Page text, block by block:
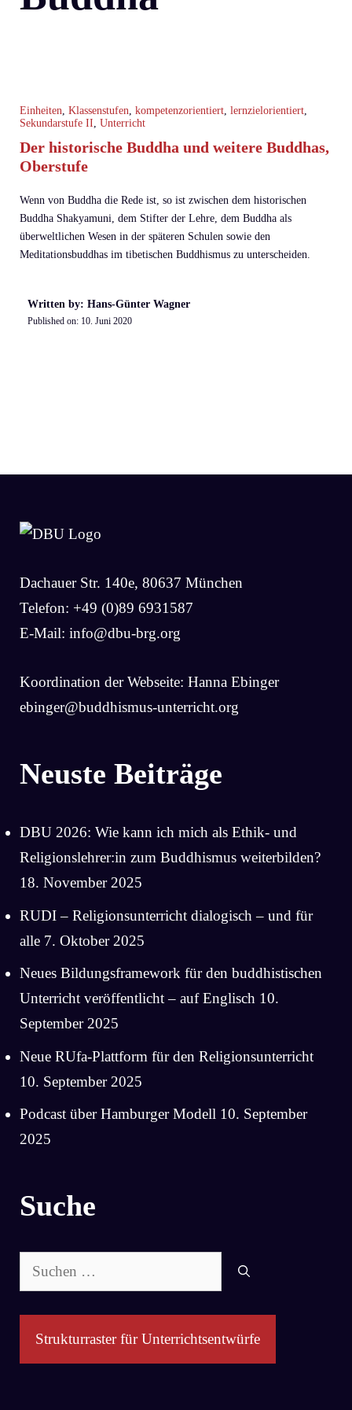
Einheiten, Klassenstufen, kompetenzorientiert, lernzielorientiert,
Sekundarstufe II, Unterricht
Der historische Buddha und weitere Buddhas,
Oberstufe
Wenn von Buddha die Rede ist, so ist zwischen dem historischen
Buddha Shakyamuni, dem Stifter der Lehre, dem Buddha als
überweltlichen Wesen in der späteren Schulen sowie den
Meditationsbuddhas im tibetischen Buddhismus zu unterscheiden.
Written by: Hans-Günter Wagner
Published on: 10. Juni 2020
Dachauer Str. 140e, 80637 München
Telefon: +49 (0)89 6931587
E-Mail: info@dbu-brg.org
Koordination der Webseite: Hanna Ebinger
ebinger@buddhismus-unterricht.org
Neuste Beiträge
DBU 2026: Wie kann ich mich als Ethik- und
Religionslehrer:in zum Buddhismus weiterbilden?
18. November 2025
RUDI – Religionsunterricht dialogisch – und für
alle 7. Oktober 2025
Neues Bildungsframework für den buddhistischen
Unterricht veröffentlicht – auf Englisch 10.
September 2025
Neue RUfa-Plattform für den Religionsunterricht
10. September 2025
Podcast über Hamburger Modell 10. September
2025
Suche
Suchen
nach:
Strukturraster für Unterrichtsentwürfe